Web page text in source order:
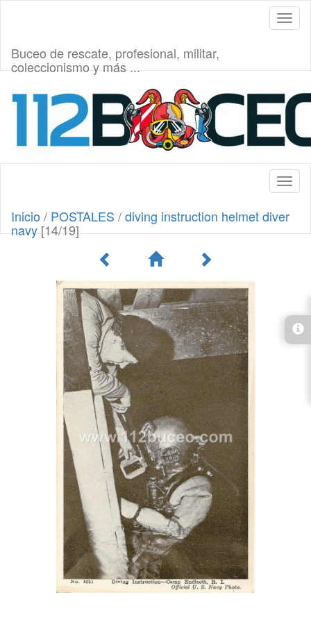
Buceo de rescate, profesional, militar,
coleccionismo y más ...
Inicio / POSTALES /diving instruction helmet diver
navy[14/19]